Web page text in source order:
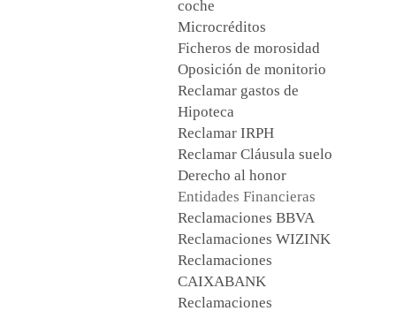
coche
Microcréditos
Ficheros de morosidad
Oposición de monitorio
Reclamar gastos de
Hipoteca
Reclamar IRPH
Reclamar Cláusula suelo
Derecho al honor
Entidades Financieras
Reclamaciones BBVA
Reclamaciones WIZINK
Reclamaciones
CAIXABANK
Reclamaciones